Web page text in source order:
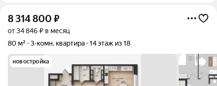
8 314 800 ₽
от 34 846 ₽ в месяц
80 м²
3-комн. квартира 14 этаж из 18
новостройка